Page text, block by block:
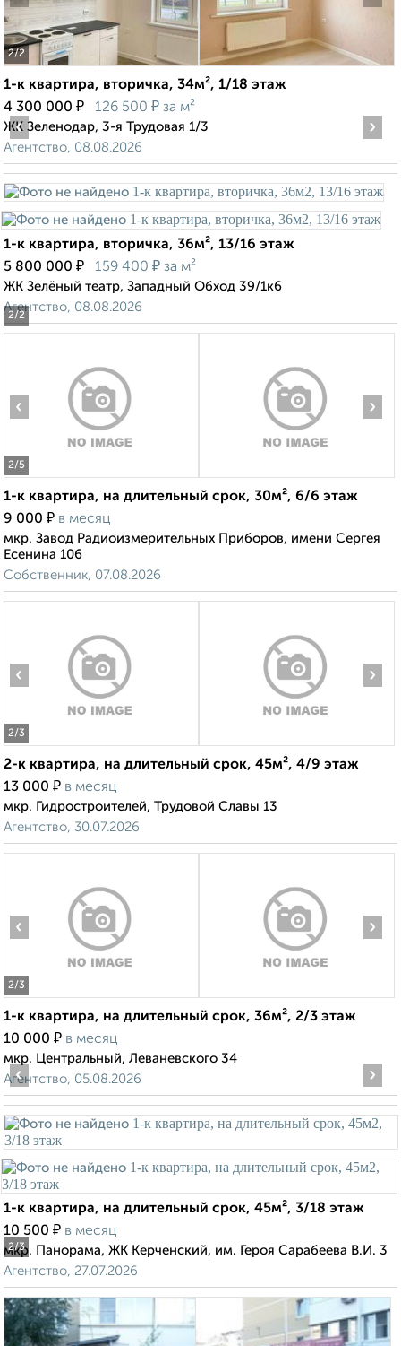
2/2
1-к квартира, вторичка, 34м², 1/18 этаж
4 300 000 ₽ 126 500 ₽ за м²
ЖК Зеленодар, 3-я Трудовая 1/3
Агентство, 08.08.2026
2/2
‹ ›
1-к квартира, вторичка, 36м², 13/16 этаж
5 800 000 ₽ 159 400 ₽ за м²
ЖК Зелёный театр, Западный Обход 39/1к6
Агентство, 08.08.2026
2/5
‹ ›
1-к квартира, на длительный срок, 30м², 6/6 этаж
9 000 ₽ в месяц
мкр. Завод Радиоизмерительных Приборов, имени Сергея
Есенина 106
Собственник, 07.08.2026
2/3
‹ ›
2-к квартира, на длительный срок, 45м², 4/9 этаж
13 000 ₽ в месяц
мкр. Гидростроителей, Трудовой Славы 13
Агентство, 30.07.2026
2/3
‹ ›
1-к квартира, на длительный срок, 36м², 2/3 этаж
10 000 ₽ в месяц
мкр. Центральный, Леваневского 34
Агентство, 05.08.2026
2/3
‹ ›
1-к квартира, на длительный срок, 45м², 3/18 этаж
10 500 ₽ в месяц
мкр. Панорама, ЖК Керченский, им. Героя Сарабеева В.И. 3
Агентство, 27.07.2026